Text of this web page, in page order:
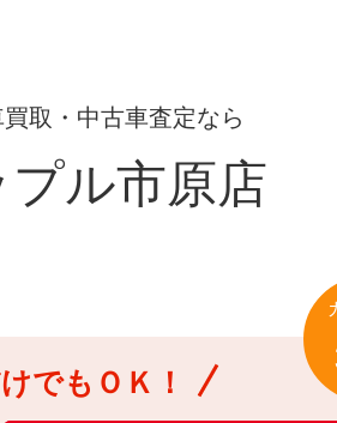
取・中古車査定なら
プル市原店
でもＯＫ！